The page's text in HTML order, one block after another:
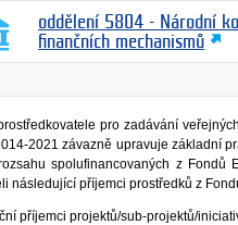
oddělení 5804 - Národní
finančních mechanismů
pro zadávání
2021 závazně upravuje základní
spolufinancovaných z
následující příjemci prostředků z
příjemci projektů/sub-projektů/